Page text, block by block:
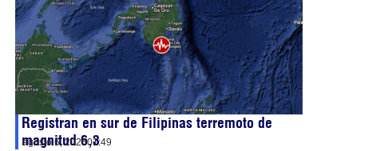
Registran en sur de Filipinas terremoto de
magnitud 6,3
agosto 6, 202601:49